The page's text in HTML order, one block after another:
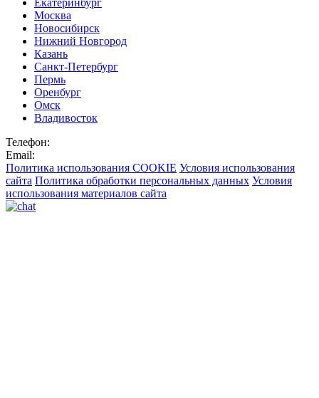
Екатеринбург
Москва
Новосибирск
Нижний Новгород
Казань
Санкт-Петербург
Пермь
Оренбург
Омск
Владивосток
Телефон:
Email:
Политика использования COOKIE Условия использования
сайта Политика обработки персональных данных Условия
использования материалов сайта